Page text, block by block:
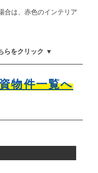
合は、赤色のインテリア
らをクリック ▼
物件一覧へ